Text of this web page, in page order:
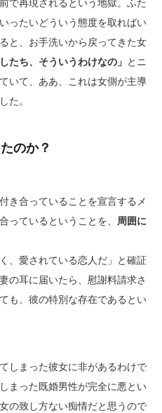
で再現されるという地獄。ふた
ったいどういう態度を取ればい
と、お手洗いから戻ってきた女
たち、そういうわけなの」 とニ
いて、ああ、これは女側が主導
た。
のか？
き合っていることを宣言するメ
っているということを、 周囲に
、愛されている恋人だ」と確証
の耳に届いたら、慰謝料請求さ
も、彼の特別な存在であるとい
しまった彼女に非があるわけで
まった既婚男性が完全に悪とい
の致し方ない痴情だと思うので